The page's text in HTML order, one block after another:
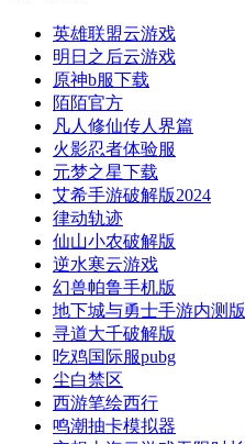
英雄联盟云游戏
明日之后云游戏
原神b服下载
陌陌官方
凡人修仙传人界篇
火影忍者体验服
元梦之星下载
艾希手游破解版2024
律动轨迹
仙山小农破解版
逆水寒云游戏
幻兽帕鲁手机版
地下城与勇士手游内测版
寻道大千破解版
吃鸡国际服pubg
尘白禁区
西游笔绘西行
鸣潮抽卡模拟器